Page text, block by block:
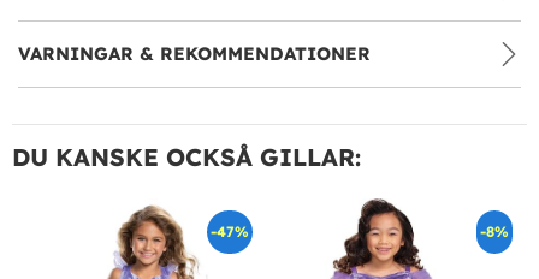
VARNINGAR & REKOMMENDATIONER
DU KANSKE OCKSÅ GILLAR:
-47% -8%